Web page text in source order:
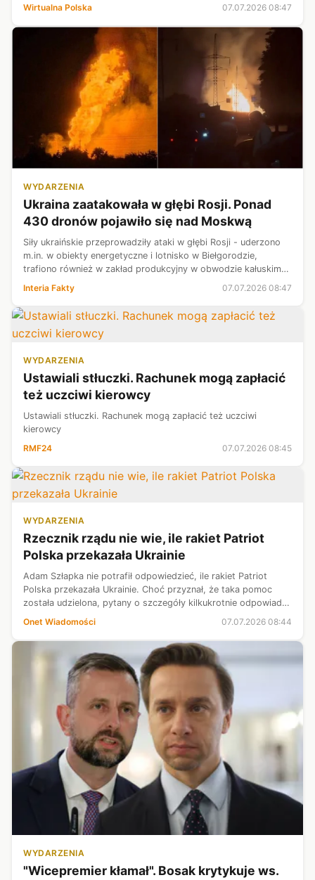
Donald Tusk zapowiad...
Wirtualna Polska 07.07.2026 08:47
WYDARZENIA
Ukraina zaatakowała w głębi Rosji. Ponad
430 dronów pojawiło się nad Moskwą
Siły ukraińskie przeprowadziły ataki w głębi Rosji - uderzono
m.in. w obiekty energetyczne i lotnisko w Biełgorodzie,
trafiono również w zakład produkcyjny w obwodzie kałuskim
nieopodal Moskwy. Jak przekazał mer stolicy, w kierunku
miasta wystrzelono...
Interia Fakty 07.07.2026 08:47
WYDARZENIA
Ustawiali stłuczki. Rachunek mogą zapłacić
też uczciwi kierowcy
Ustawiali stłuczki. Rachunek mogą zapłacić też uczciwi
kierowcy
RMF24
07.07.2026 08:45
WYDARZENIA
Rzecznik rządu nie wie, ile rakiet Patriot
Polska przekazała Ukrainie
Adam Szłapka nie potrafił odpowiedzieć, ile rakiet Patriot
Polska przekazała Ukrainie. Choć przyznał, że taka pomoc
została udzielona, pytany o szczegóły kilkukrotnie odpowiadał,
że ich nie zna.
Onet Wiadomości 07.07.2026 08:44
WYDARZENIA
"Wicepremier kłamał". Bosak krytykuje ws.